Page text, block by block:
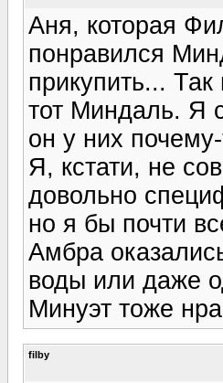
Аня, которая
понравился
прикупить...
тот Миндаль. Я
он у них
Я, кстати, не
довольно
но я бы почти
Амбра
воды или даже
Минуэт тоже
filby